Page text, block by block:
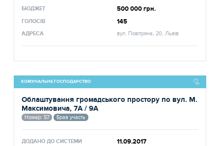
БЮДЖЕТ 500 000 грн.
ГОЛОСІВ 145
АДРЕСА вул. Повітряна, 20, Львів
КОМУНАЛЬНЕ ГОСПОДАРСТВО
Облаштування громадського простору по вул. М.
Максимовича, 7А / 9А
Номер: 57 Брав участь
ДОДАНО ДО СИСТЕМИ 11.09.2017